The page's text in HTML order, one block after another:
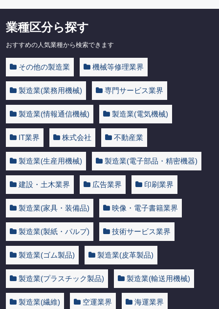
業種区分ら探す
おすすめの人気業種から検索できます
その他の製造業 機械等修理業界
製造業(業務用機械) 専門サービス業界
製造業(情報通信機械) 製造業(電気機械)
IT業界 株式会社 不動産業
製造業(生産用機械) 製造業(電子部品・精密機器)
建設・土木業界 広告業界 印刷業界
製造業(家具・装備品) 映像・電子書籍業界
製造業(製紙・パルプ) 技術サービス業界
製造業(ゴム製品) 製造業(皮革製品)
製造業(プラスチック製品) 製造業(輸送用機械)
製造業(繊維) 空運業界 海運業界